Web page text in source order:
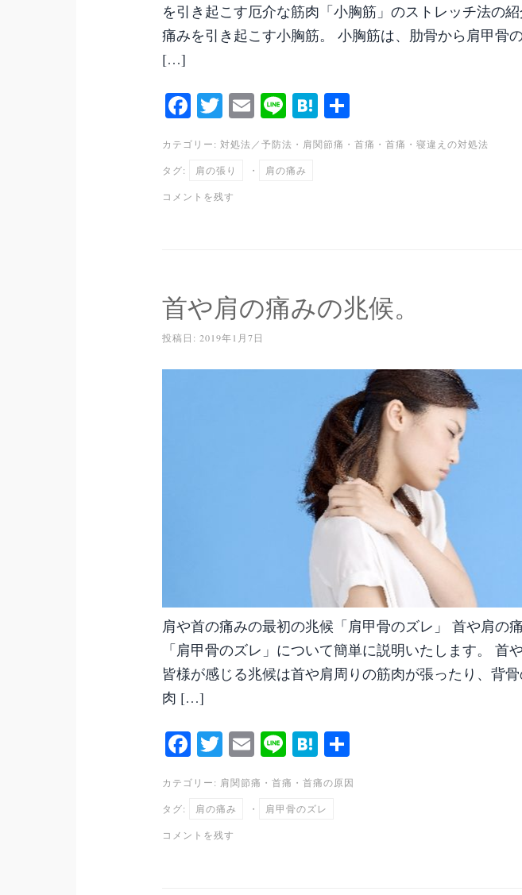
を引き起こす厄介な筋肉「小胸筋」のストレッチ法の
痛みを引き起こす小胸筋。 小胸筋は、肋骨から肩甲骨
[…]
Fa
ce
bo
ok
T
wi
tte
r
E
m
ail
Li
ne
H
at
en
共
有
カテゴリー: 対処法／予防法 ・ 肩関節痛 ・ 首痛 ・ 首痛・寝違えの対処法
タグ: 肩の張り ・ 肩の痛み
コメントを残す
首や肩の痛みの兆候。
投稿日: 2019年1月7日
肩や首の痛みの最初の兆候「肩甲骨のズレ」 首や肩の
「肩甲骨のズレ」について簡単に説明いたします。 首
皆様が感じる兆候は首や肩周りの筋肉が張ったり、背
肉 […]
Fa
ce
bo
ok
T
wi
tte
r
E
m
ail
Li
ne
H
at
en
a
共
有
カテゴリー: 肩関節痛 ・ 首痛 ・ 首痛の原因
タグ: 肩の痛み ・ 肩甲骨のズレ
コメントを残す